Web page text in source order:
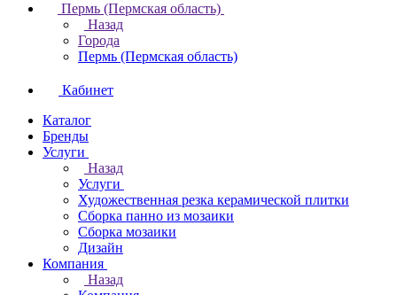
Пермь (Пермская область)
Назад
Города
Пермь (Пермская область)
Кабинет
Каталог
Бренды
Услуги
Назад
Услуги
Художественная резка керамической плитки
Сборка панно из мозаики
Сборка мозаики
Дизайн
Компания
Назад